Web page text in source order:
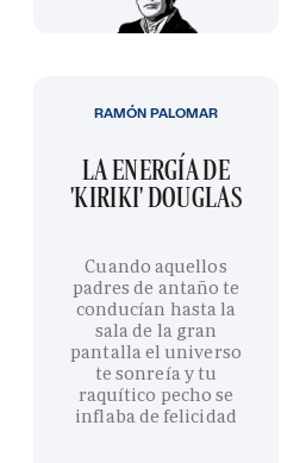
LA ENERGÍA DE
'KIRIKI' DOUGLAS
Cuando aquellos
padres de antaño te
conducían hasta la
sala de la gran
pantalla el universo
te sonreía y tu
raquítico pecho se
inflaba de felicidad
RAMÓN PALOMAR